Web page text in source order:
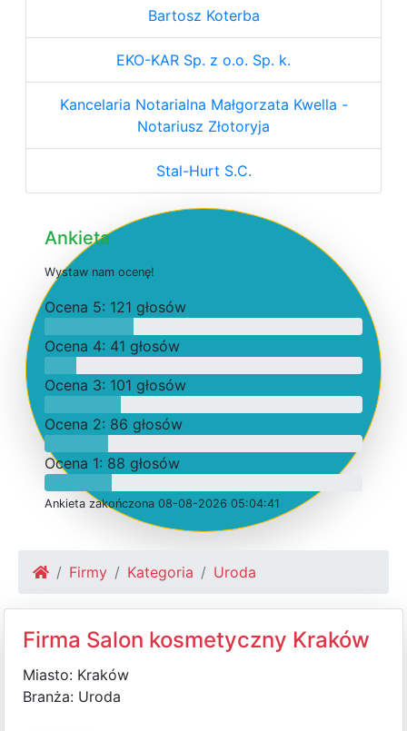
Bartosz Koterba
EKO-KAR Sp. z o.o. Sp. k.
Kancelaria Notarialna Małgorzata Kwella -
Notariusz Złotoryja
Stal-Hurt S.C.
Ankieta
Wystaw nam ocenę!
Ocena 5: 121 głosów
Ocena 4: 41 głosów
Ocena 3: 101 głosów
Ocena 2: 86 głosów
Ocena 1: 88 głosów
Ankieta zakończona 08-08-2026 05:04:41
Firmy Kategoria Uroda
Firma Salon kosmetyczny Kraków
Miasto: Kraków
Branża: Uroda